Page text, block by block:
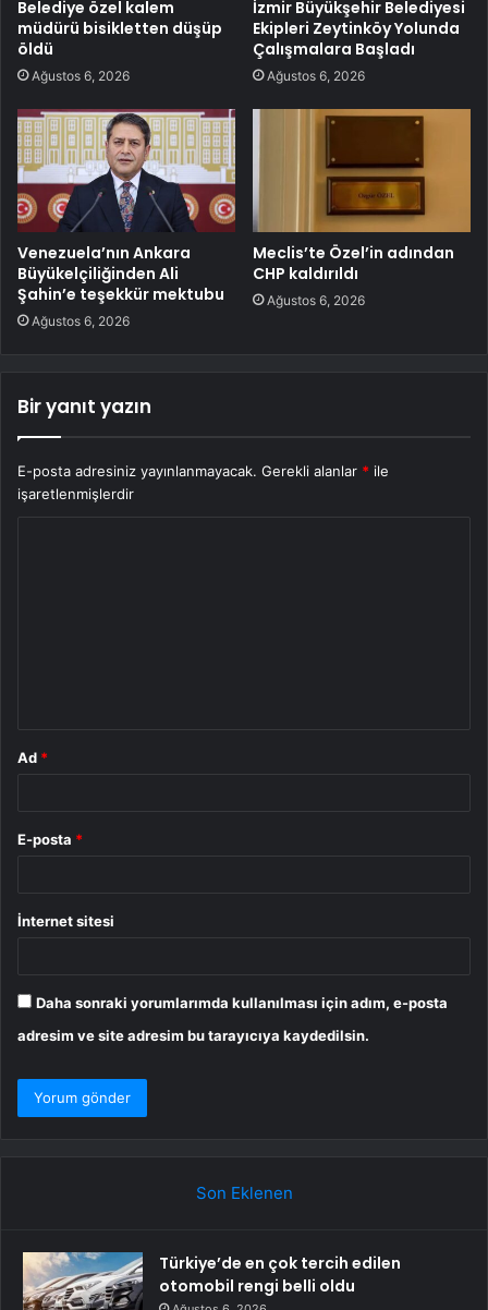
Belediye özel kalem
müdürü bisikletten düşüp
öldü
Ağustos 6, 2026
İzmir Büyükşehir Belediyesi
Ekipleri Zeytinköy Yolunda
Çalışmalara Başladı
Ağustos 6, 2026
Venezuela’nın Ankara
Büyükelçiliğinden Ali
Şahin’e teşekkür mektubu
Ağustos 6, 2026
Meclis’te Özel’in adından
CHP kaldırıldı
Ağustos 6, 2026
Bir yanıt yazın
E-posta adresiniz yayınlanmayacak. Gerekli alanlar * ile
işaretlenmişlerdir
Ad *
E-posta *
İnternet sitesi
Daha sonraki yorumlarımda kullanılması için adım, e-posta
adresim ve site adresim bu tarayıcıya kaydedilsin.
Son Eklenen
Türkiye’de en çok tercih edilen
otomobil rengi belli oldu